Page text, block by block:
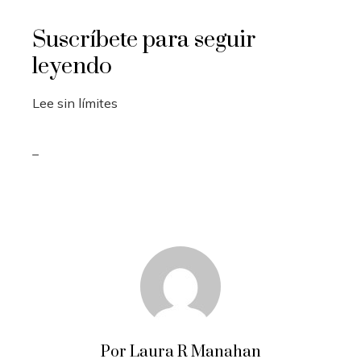
Suscríbete para seguir
leyendo
Lee sin límites
Por Laura R Manahan